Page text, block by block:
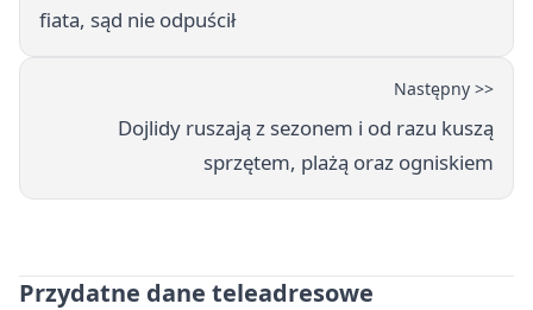
fiata, sąd nie odpuścił
Następny >>
Dojlidy ruszają z sezonem i od razu kuszą
sprzętem, plażą oraz ogniskiem
Przydatne dane teleadresowe